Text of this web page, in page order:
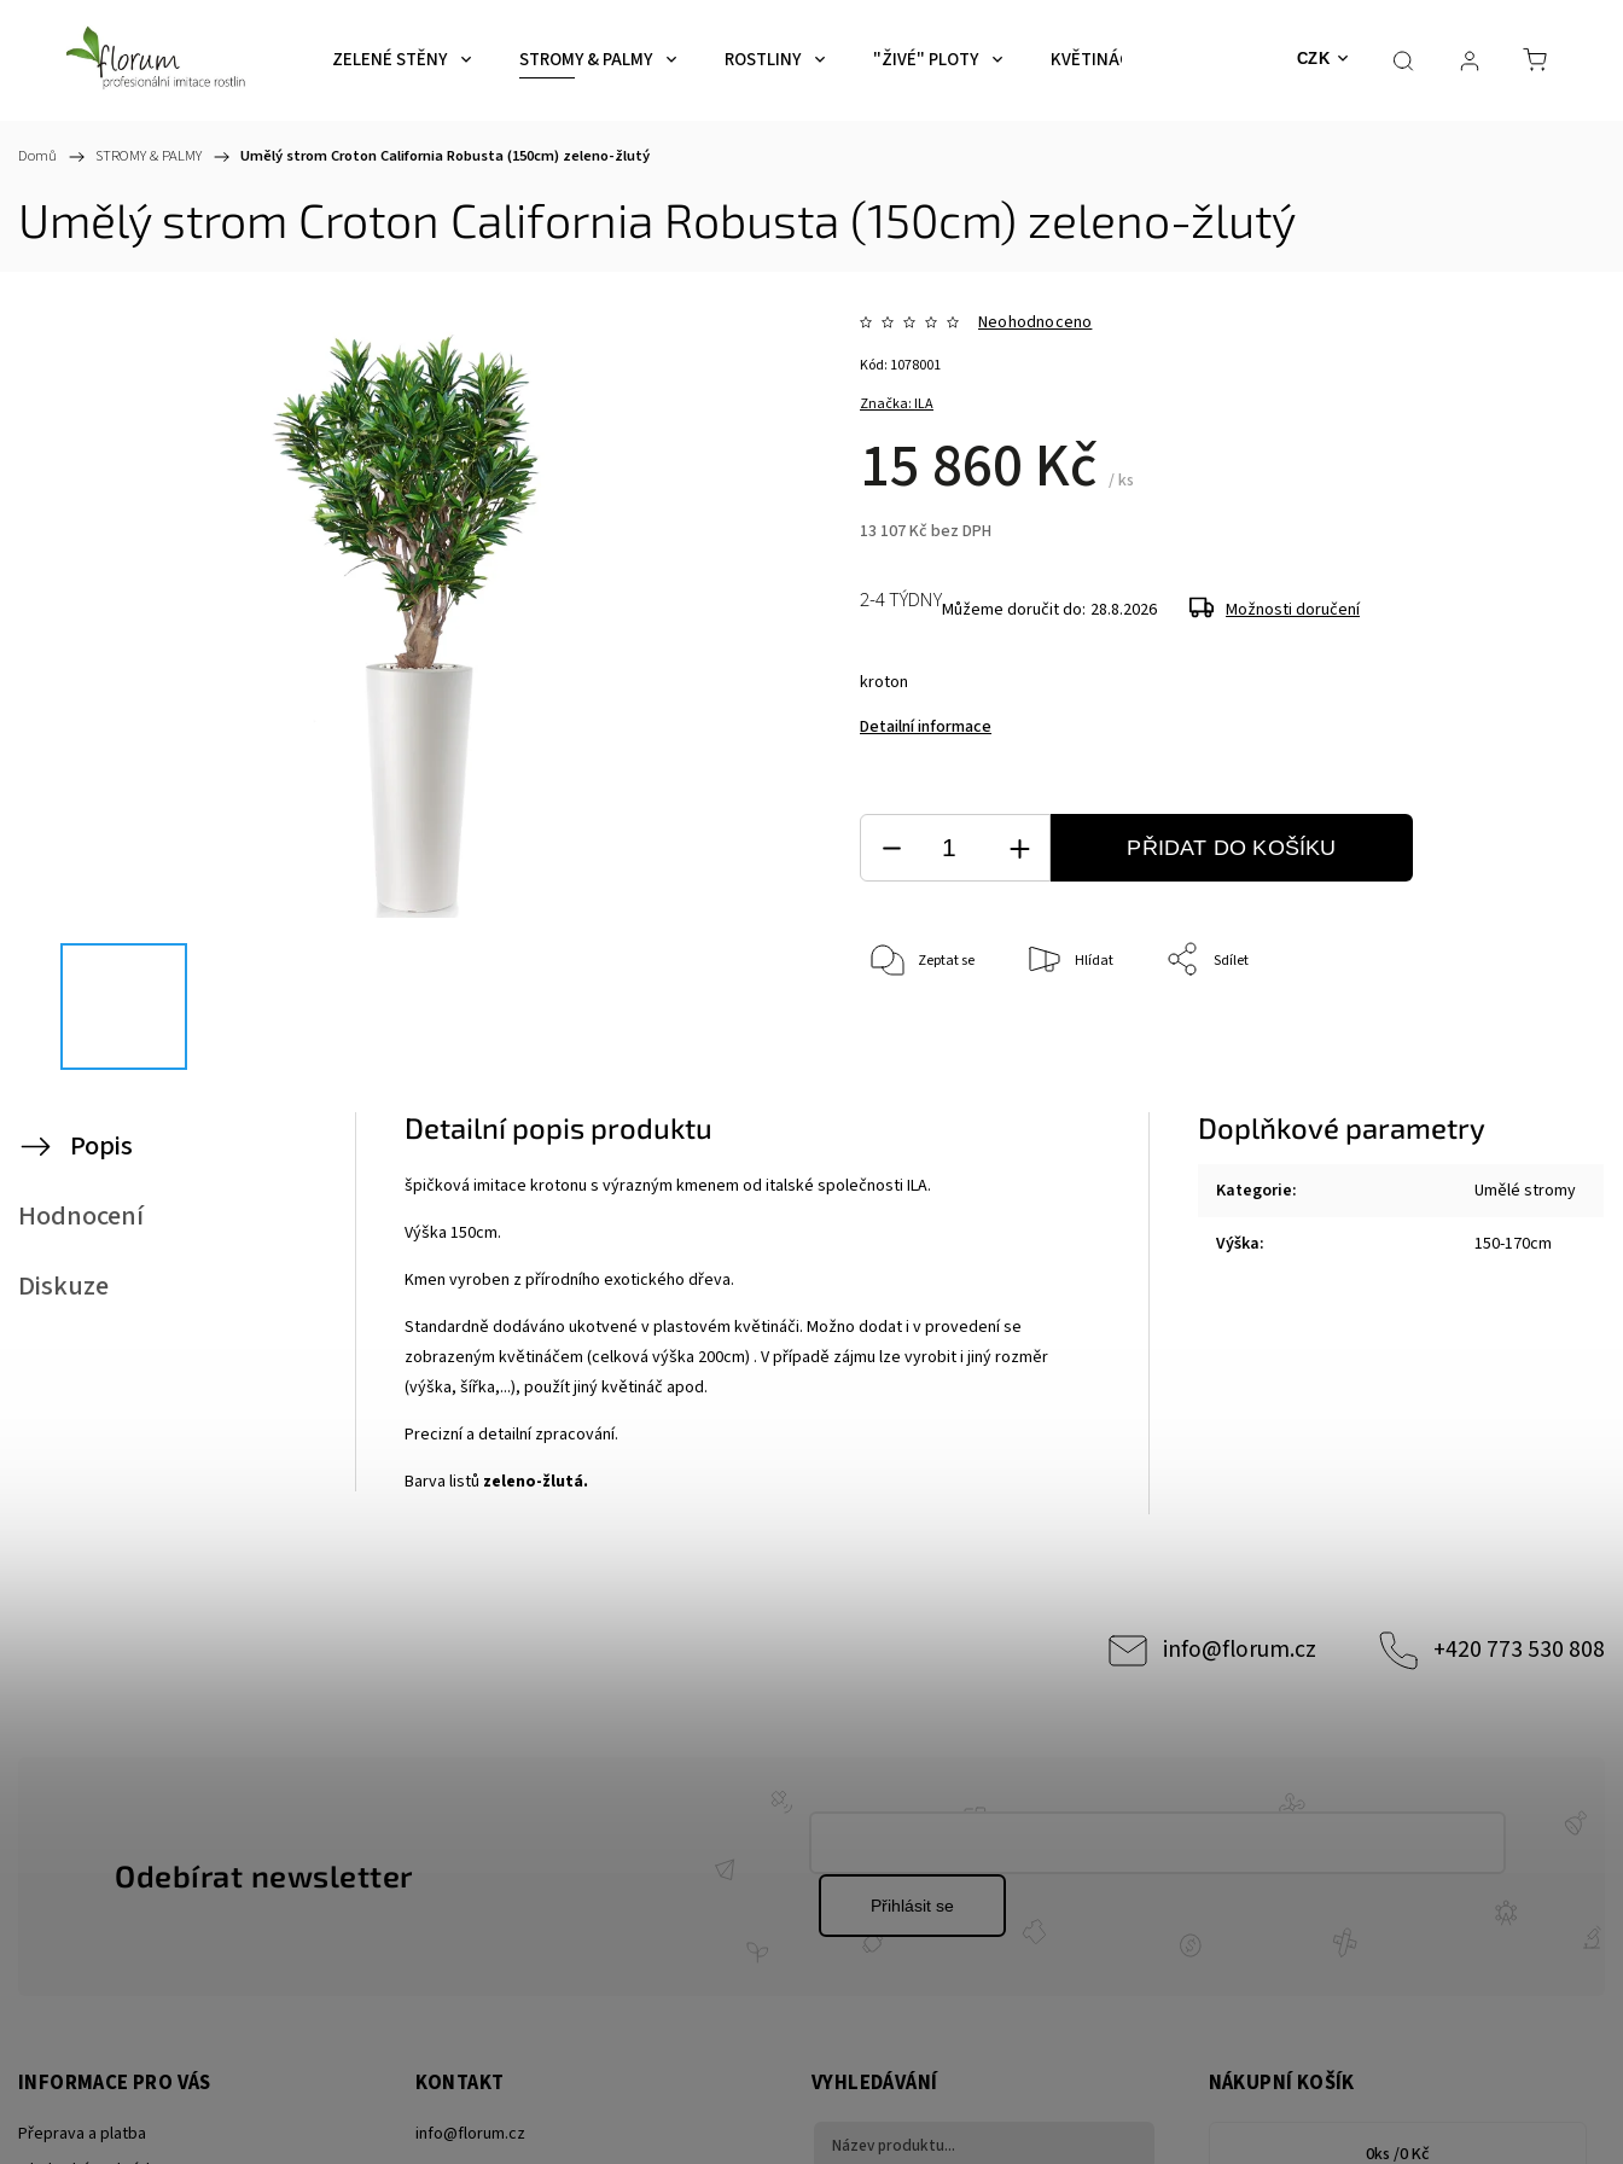
CZK
ZELENÉ STĚNY STROMY & PALMY ROSTLINY "ŽIVÉ" PLOTY KVĚTINÁČE NEHOŘLAVÉ Výprodej MECHY
Domů / STROMY & PALMY / Umělý strom Croton California Robusta (150cm) zeleno-žlutý
Umělý strom Croton California Robusta (150cm) zeleno-žlutý
Značka:ILA
Neohodnoceno
15 860 Kč/ ks
13 107 Kč bez DPH
Kód: 1078001
kroton
Detailní informace
2-4 TÝDNYMůžeme doručit do: 28.8.2026 Možnosti doručení
PŘIDAT DO KOŠÍKU
Zeptat se Hlídat Sdílet
Popis
Hodnocení
Diskuze
Detailní popis produktu
špičková imitace krotonu s výrazným kmenem od italské společnosti ILA.
Výška 150cm.
Kmen vyroben z přírodního exotického dřeva.
Standardně dodáváno ukotvené v plastovém květináči. Možno dodat i v provedení se
zobrazeným květináčem (celková výška 200cm) . V případě zájmu lze vyrobit i jiný rozměr
(výška, šířka,...), použít jiný květináč apod.
Precizní a detailní zpracování.
Barva listů zeleno-žlutá.
Doplňkové parametry
Kategorie: Umělé stromy
Výška: 150-170cm
info@florum.cz +420 773 530 808
Odebírat newsletter
Přihlásit se
INFORMACE PRO VÁS
Přeprava a platba
KONTAKT
info@florum.cz
VYHLEDÁVÁNÍ NÁKUPNÍ KOŠÍK
0ks /0 Kč